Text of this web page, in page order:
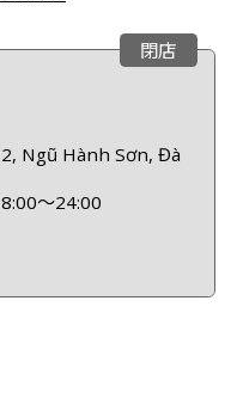
閉店
Ngũ Hành Sơn, Đà
～24:00